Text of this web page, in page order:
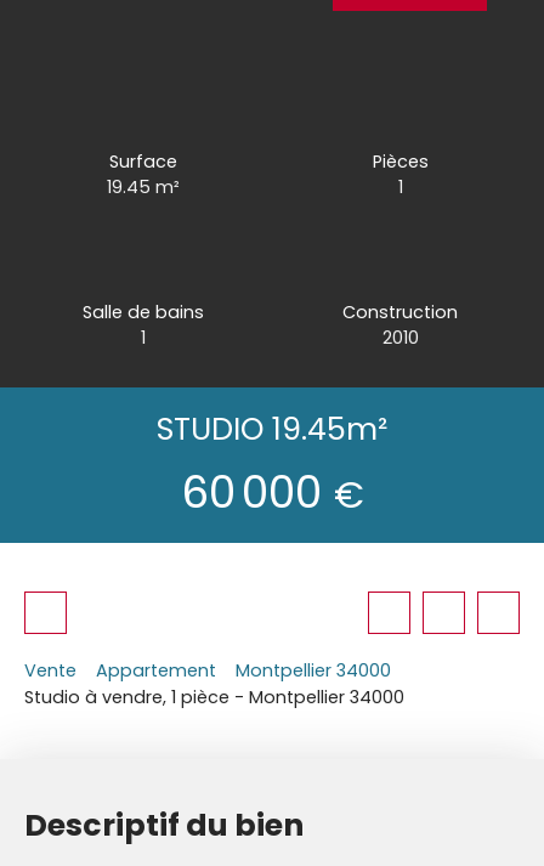
Surface
19.45m²
Pièces
1
Salle de bains
1
Construction
2010
STUDIO 19.45m²
60 000 €
Vente Appartement
Montpellier 34000
Studio à vendre, 1 pièce - Montpellier 34000
Descriptif du bien